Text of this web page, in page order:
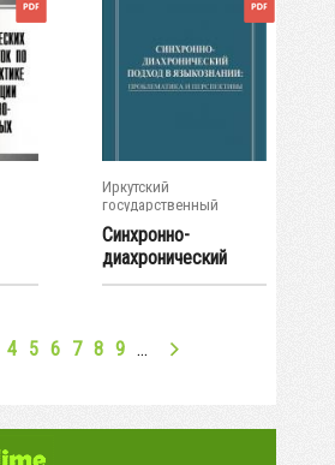
Иркутский
государственный
университет
Синхронно-
диахронический
подход в
4 5 6 7 8 9 …